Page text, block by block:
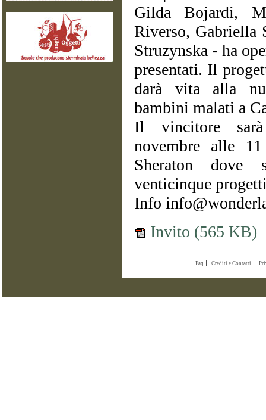
Gilda Bojardi,
Riverso, Gabriella
Struzynska - ha
presentati. Il
darà vita alla
bambini malati a
Il vincitore
novembre alle
Sheraton dove
venticinque
Info
Invito (565 KB)
Faq Crediti e Contatti